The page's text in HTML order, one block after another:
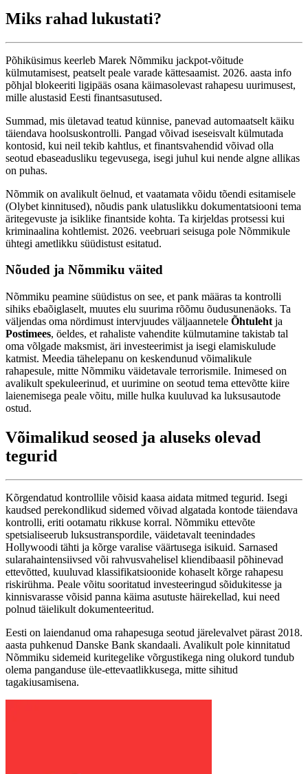
Miks rahad lukustati?
Põhiküsimus keerleb Marek Nõmmiku jackpot-võitude
külmutamisest, peatselt peale varade kättesaamist. 2026. aasta info
põhjal blokeeriti ligipääs osana käimasolevast rahapesu uurimusest,
mille alustasid Eesti finantsasutused.
Summad, mis ületavad teatud künnise, panevad automaatselt käiku
täiendava hoolsuskontrolli. Pangad võivad iseseisvalt külmutada
kontosid, kui neil tekib kahtlus, et finantsvahendid võivad olla
seotud ebaseadusliku tegevusega, isegi juhul kui nende algne allikas
on puhas.
Nõmmik on avalikult öelnud, et vaatamata võidu tõendi esitamisele
(Olybet kinnitused), nõudis pank ulatuslikku dokumentatsiooni tema
äritegevuste ja isiklike finantside kohta. Ta kirjeldas protsessi kui
kriminaalina kohtlemist. 2026. veebruari seisuga pole Nõmmikule
ühtegi ametlikku süüdistust esitatud.
Nõuded ja Nõmmiku väited
Nõmmiku peamine süüdistus on see, et pank määras ta kontrolli
sihiks ebaõiglaselt, muutes elu suurima rõõmu õudusunenäoks. Ta
väljendas oma nördimust intervjuudes väljaannetele Õhtuleht ja
Postimees, öeldes, et rahaliste vahendite külmutamine takistab tal
oma võlgade maksmist, äri investeerimist ja isegi elamiskulude
katmist. Meedia tähelepanu on keskendunud võimalikule
rahapesule, mitte Nõmmiku väidetavale terrorismile. Inimesed on
avalikult spekuleerinud, et uurimine on seotud tema ettevõtte kiire
laienemisega peale võitu, mille hulka kuuluvad ka luksusautode
ostud.
Võimalikud seosed ja aluseks olevad
tegurid
Kõrgendatud kontrollile võisid kaasa aidata mitmed tegurid. Isegi
kaudsed perekondlikud sidemed võivad algatada kontode täiendava
kontrolli, eriti ootamatu rikkuse korral. Nõmmiku ettevõte
spetsialiseerub luksustranspordile, väidetavalt teenindades
Hollywoodi tähti ja kõrge varalise väärtusega isikuid. Sarnased
sularahaintensiivsed või rahvusvahelisel kliendibaasil põhinevad
ettevõtted, kuuluvad klassifikatsioonide kohaselt kõrge rahapesu
riskirühma. Peale võitu sooritatud investeeringud sõidukitesse ja
kinnisvarasse võisid panna käima asutuste häirekellad, kui need
polnud täielikult dokumenteeritud.
Eesti on laiendanud oma rahapesuga seotud järelevalvet pärast 2018.
aasta puhkenud Danske Bank skandaali. Avalikult pole kinnitatud
Nõmmiku sidemeid kuritegelike võrgustikega ning olukord tundub
olema panganduse üle-ettevaatlikkusega, mitte sihitud
tagakiusamisena.